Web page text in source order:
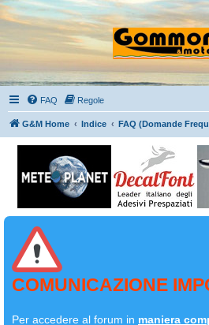
FAQ Regole
G&M Home Indice FAQ (Domande
COMUNICAZIONE
Per accedere al forum in maniera